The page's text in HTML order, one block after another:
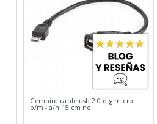
Gembird cable usb 2.0 otg micro
b/m - a/h 15 cm ne